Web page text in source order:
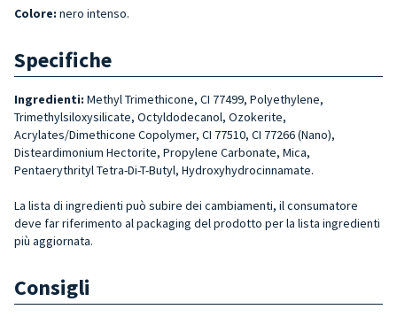
Colore: nero intenso.
Specifiche
Ingredienti: Methyl Trimethicone, CI 77499, Polyethylene,
Trimethylsiloxysilicate, Octyldodecanol, Ozokerite,
Acrylates/Dimethicone Copolymer, CI 77510, CI 77266 (Nano),
Disteardimonium Hectorite, Propylene Carbonate, Mica,
Pentaerythrityl Tetra-Di-T-Butyl, Hydroxyhydrocinnamate.
La lista di ingredienti può subire dei cambiamenti, il consumatore
deve far riferimento al packaging del prodotto per la lista ingredienti
più aggiornata.
Consigli